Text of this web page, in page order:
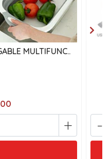
MULTIFUNC..
+ -